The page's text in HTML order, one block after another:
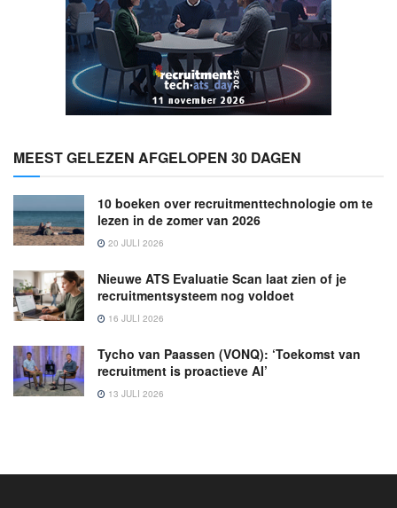
MEEST GELEZEN AFGELOPEN 30 DAGEN
10 boeken over recruitmenttechnologie om te
lezen in de zomer van 2026
20 JULI 2026
Nieuwe ATS Evaluatie Scan laat zien of je
recruitmentsysteem nog voldoet
16 JULI 2026
Tycho van Paassen (VONQ): ‘Toekomst van
recruitment is proactieve AI’
13 JULI 2026